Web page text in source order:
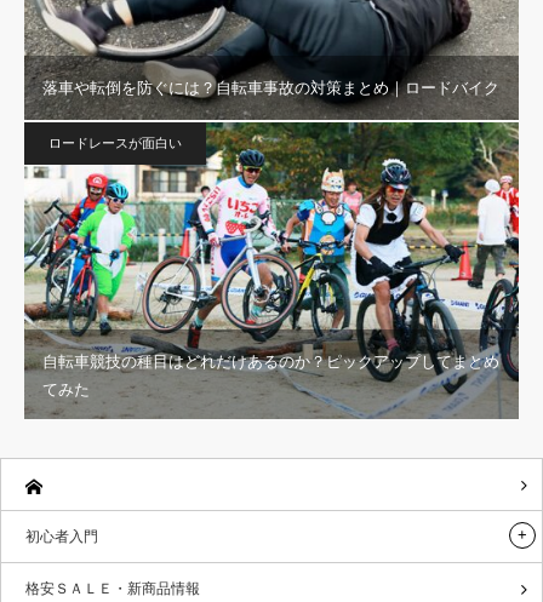
落車や転倒を防ぐには？自転車事故の対策まとめ｜ロードバイク
ロードレースが面白い
自転車競技の種目はどれだけあるのか？ピックアップしてまとめ
てみた
初心者入門
格安ＳＡＬＥ・新商品情報